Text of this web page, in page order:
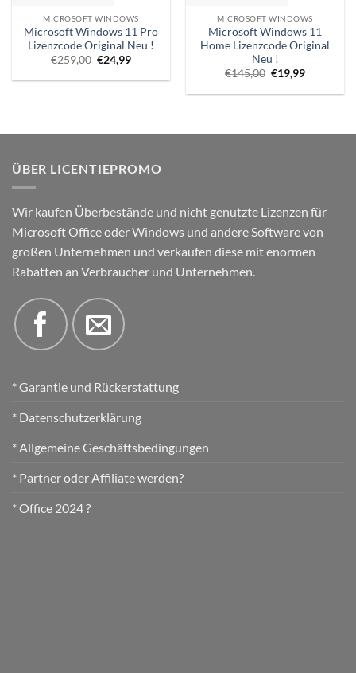
MICROSOFT WINDOWS
Microsoft Windows 11 Pro
Lizenzcode Original Neu !
€259,00 Ursprünglicher
Preis
war:
€24,99Aktueller
ist:
MICROSOFT WINDOWS
Microsoft Windows 11
Home Lizenzcode Original
Neu !
€145,00 Ursprünglicher
Preis
war:
€19,99Aktueller
ist:
ÜBER LICENTIEPROMO
Wir kaufen Überbestände und nicht genutzte Lizenzen für
Microsoft Office oder Windows und andere Software von
großen Unternehmen und verkaufen diese mit enormen
Rabatten an Verbraucher und Unternehmen.
* Garantie und Rückerstattung
* Datenschutzerklärung
* Allgemeine Geschäftsbedingungen
* Partner oder Affiliate werden?
* Office 2024 ?